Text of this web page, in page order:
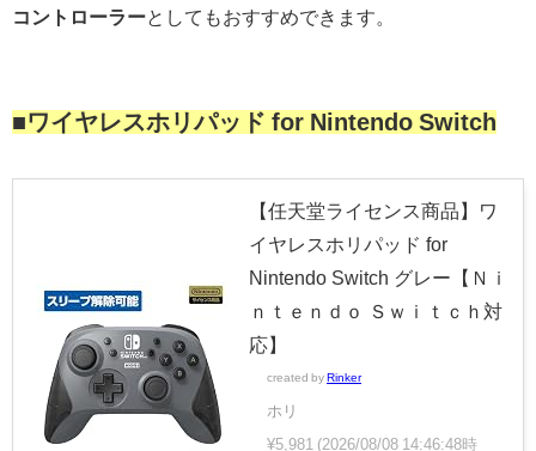
コントローラーとしてもおすすめできます。
■ワイヤレスホリパッド for Nintendo Switch
【任天堂ライセンス商品】ワ
イヤレスホリパッド for
Nintendo Switch グレー【Ｎｉ
ｎｔｅｎｄｏ Ｓｗｉｔｃｈ対
応】
created by Rinker
ホリ
¥5,981 (2026/08/08 14:46:48時